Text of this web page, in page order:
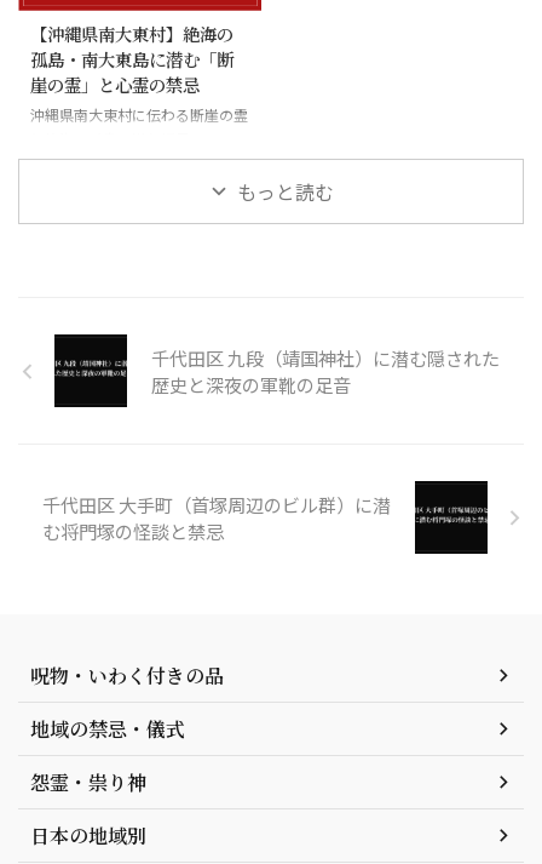
【沖縄県南大東村】絶海の
孤島・南大東島に潜む「断
崖の霊」と心霊の禁忌
沖縄県南大東村に伝わる断崖の霊
もっと読む
千代田区 九段（靖国神社）に潜む隠された
歴史と深夜の軍靴の足音
千代田区 大手町（首塚周辺のビル群）に潜
む将門塚の怪談と禁忌
呪物・いわく付きの品
地域の禁忌・儀式
怨霊・祟り神
日本の地域別